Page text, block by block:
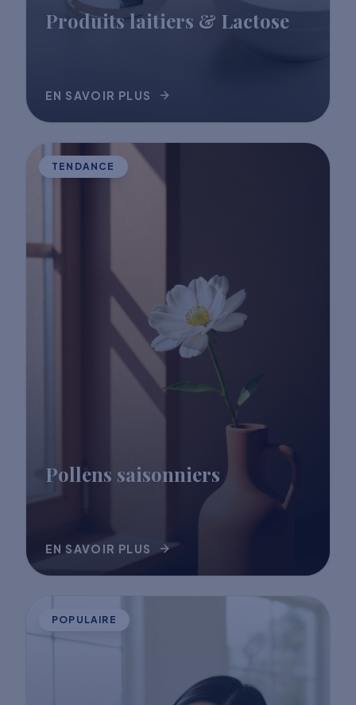
Produits laitiers & Lactose
EN SAVOIR PLUS
TENDANCE
Pollens saisonniers
EN SAVOIR PLUS
POPULAIRE